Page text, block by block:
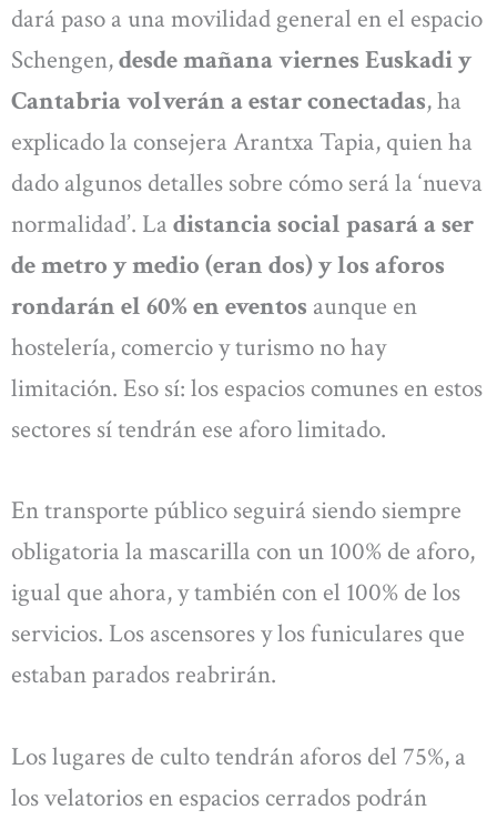
dará paso a una movilidad general en el espacio
Schengen,desde mañana viernes Euskadi y
Cantabria volverán a estar conectadas, ha
explicado la consejera Arantxa Tapia, quien ha
dado algunos detalles sobre cómo será la ‘nueva
normalidad’. La distancia social pasará a ser
de metro y medio (eran dos) y los aforos
rondarán el 60% en eventos aunque en
hostelería, comercio y turismo no hay
limitación. Eso sí: los espacios comunes en estos
sectores sí tendrán ese aforo limitado.
En transporte público seguirá siendo siempre
obligatoria la mascarilla con un 100% de aforo,
igual que ahora, y también con el 100% de los
servicios. Los ascensores y los funiculares que
estaban parados reabrirán.
Los lugares de culto tendrán aforos del 75%, a
los velatorios en espacios cerrados podrán